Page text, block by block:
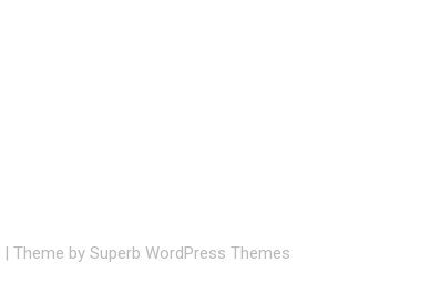
| Theme by Superb WordPress Themes